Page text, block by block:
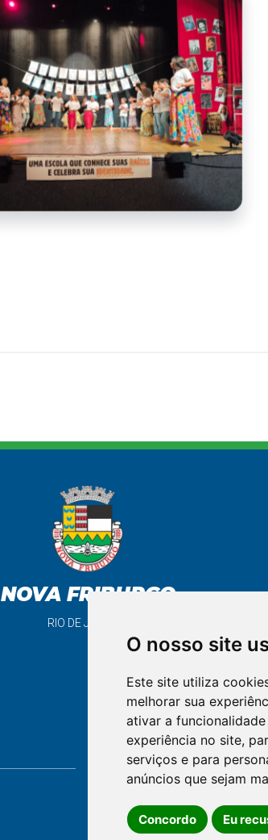
O nosso site
Este site utiliza
melhorar sua
ativar a
experiência no site,
serviços e para
anúncios que sejam
Concordo Eu
NOVA FRIBURGO
RIO DE JANEIRO
support_agent
FALE CONOSCO